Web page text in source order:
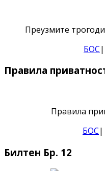
Преузмите
БОС
Правила
Правила
БОС|
Билтен Бр. 12